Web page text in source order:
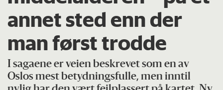
annet sted enn der
man først trodde
I sagaene er veien beskrevet som en av
Oslos mest betydningsfulle, men inntil